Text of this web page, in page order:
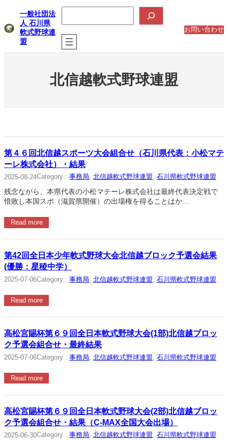
を
一般社団法
人 石川県
軟式野球連
盟
検
お問い合わせ
北信越軟式野球連盟
第４６回北信越スポーツ大会組合せ（石川県代表：小松マテ
ーレ株式会社）・結果
2025-08-24Category : 事務局, 北信越軟式野球連盟, 石川県軟式野球連盟
残念ながら、本県代表の小松マテーレ株式会社は最終代表決定戦で
惜敗し本国スポ（滋賀県開催）の出場権を得ることはか…
Read more
第42回全日本少年軟式野球大会北信越ブロック予選会結果
(優勝：星稜中学）
2025-07-06Category : 事務局 北信越軟式野球連盟 石川県軟式野球連盟
Read more
高松宮賜杯第６９回全日本軟式野球大会(1部)北信越ブロッ
ク予選会組合せ・最終結果
2025-07-06Category : 事務局 北信越軟式野球連盟 石川県軟式野球連盟
Read more
高松宮賜杯第６９回全日本軟式野球大会(2部)北信越ブロッ
ク予選会組合せ・結果（C-MAX全国大会出場）
2025-06-30Category : 事務局, 北信越軟式野球連盟, 石川県軟式野球連盟